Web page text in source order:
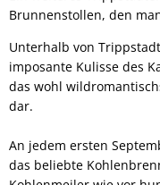
Brunnenstollen, den
Unterhalb von
imposante Kulisse des
das wohl
dar.
An jedem ersten
das beliebte